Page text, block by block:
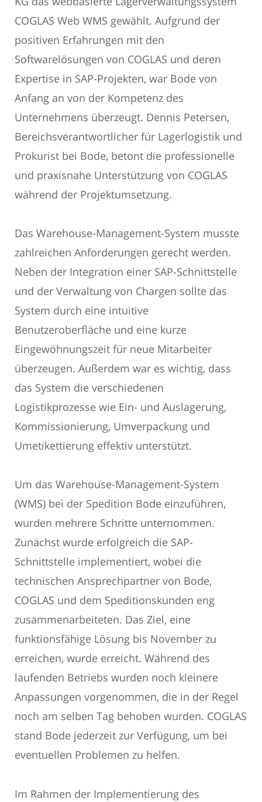
COGLAS Web WMS gewählt. Aufgrund der
positiven Erfahrungen mit den
Softwarelösungen von COGLAS und deren
Expertise in SAP-Projekten, war Bode von
Anfang an von der Kompetenz des
Unternehmens überzeugt. Dennis Petersen,
Bereichsverantwortlicher für Lagerlogistik und
Prokurist bei Bode, betont die professionelle
und praxisnahe Unterstützung von COGLAS
während der Projektumsetzung.
Das Warehouse-Management-System musste
zahlreichen Anforderungen gerecht werden.
Neben der Integration einer SAP-Schnittstelle
und der Verwaltung von Chargen sollte das
System durch eine intuitive
Benutzeroberfläche und eine kurze
Eingewöhnungszeit für neue Mitarbeiter
überzeugen. Außerdem war es wichtig, dass
das System die verschiedenen
Logistikprozesse wie Ein- und Auslagerung,
Kommissionierung, Umverpackung und
Umetikettierung effektiv unterstützt.
Um das Warehouse-Management-System
(WMS) bei der Spedition Bode einzuführen,
wurden mehrere Schritte unternommen.
Zunächst wurde erfolgreich die SAP-
Schnittstelle implementiert, wobei die
technischen Ansprechpartner von Bode,
COGLAS und dem Speditionskunden eng
zusammenarbeiteten. Das Ziel, eine
funktionsfähige Lösung bis November zu
erreichen, wurde erreicht. Während des
laufenden Betriebs wurden noch kleinere
Anpassungen vorgenommen, die in der Regel
noch am selben Tag behoben wurden. COGLAS
stand Bode jederzeit zur Verfügung, um bei
eventuellen Problemen zu helfen.
Im Rahmen der Implementierung des